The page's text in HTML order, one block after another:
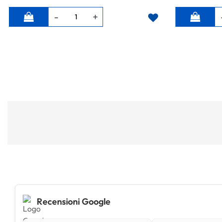
Quantità Quantità
Recensioni Google